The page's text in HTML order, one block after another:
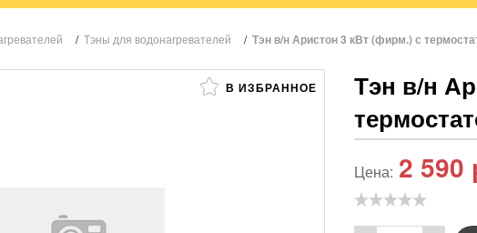
/ Тэны для водонагревателей / Тэн в/н Аристон 3 кВт (фирм.) с
В ИЗБРАННОЕ
Тэн в/н
Цена: 2 590